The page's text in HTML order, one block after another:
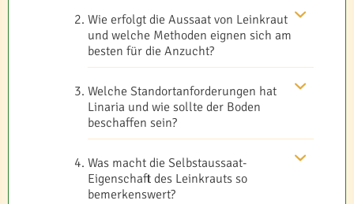
Wie erfolgt die Aussaat von Leinkraut
und welche Methoden eignen sich am
besten für die Anzucht?
Welche Standortanforderungen hat
Linaria und wie sollte der Boden
beschaffen sein?
Was macht die Selbstaussaat-
Eigenschaft des Leinkrauts so
bemerkenswert?